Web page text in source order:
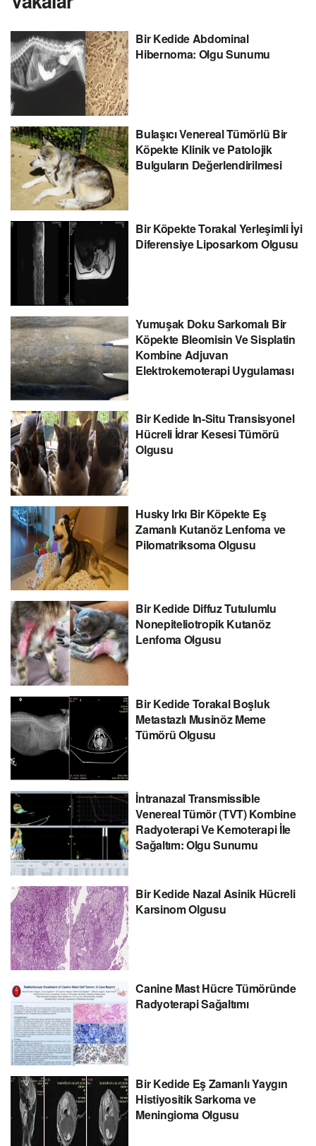
Bir Kedide Abdominal
Hibernoma: Olgu Sunumu
Bulaşıcı Venereal Tümörlü Bir
Köpekte Klinik ve Patolojik
Bulguların Değerlendirilmesi
Bir Köpekte Torakal Yerleşimli İyi
Diferensiye Liposarkom Olgusu
Yumuşak Doku Sarkomalı Bir
Köpekte Bleomisin Ve Sisplatin
Kombine Adjuvan
Elektrokemoterapi Uygulaması
Bir Kedide In-Situ Transisyonel
Hücreli İdrar Kesesi Tümörü
Olgusu
Husky Irkı Bir Köpekte Eş
Zamanlı Kutanöz Lenfoma ve
Pilomatriksoma Olgusu
Bir Kedide Diffuz Tutulumlu
Nonepiteliotropik Kutanöz
Lenfoma Olgusu
Bir Kedide Torakal Boşluk
Metastazlı Musinöz Meme
Tümörü Olgusu
İntranazal Transmissible
Venereal Tümör (TVT) Kombine
Radyoterapi Ve Kemoterapi İle
Sağaltım: Olgu Sunumu
Bir Kedide Nazal Asinik Hücreli
Karsinom Olgusu
Canine Mast Hücre Tümöründe
Radyoterapi Sağaltımı
Bir Kedide Eş Zamanlı Yaygın
Histiyositik Sarkoma ve
Meningioma Olgusu